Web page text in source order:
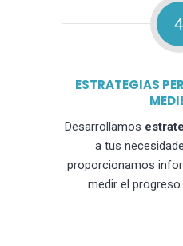
4
ESTRATEGIAS
Desarrollamos
a tus
proporcionamos
medir el